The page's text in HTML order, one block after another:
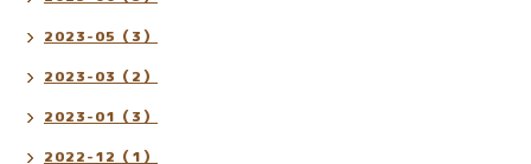
2023-05（3）
2023-03（2）
2023-01（3）
2022-12（1）